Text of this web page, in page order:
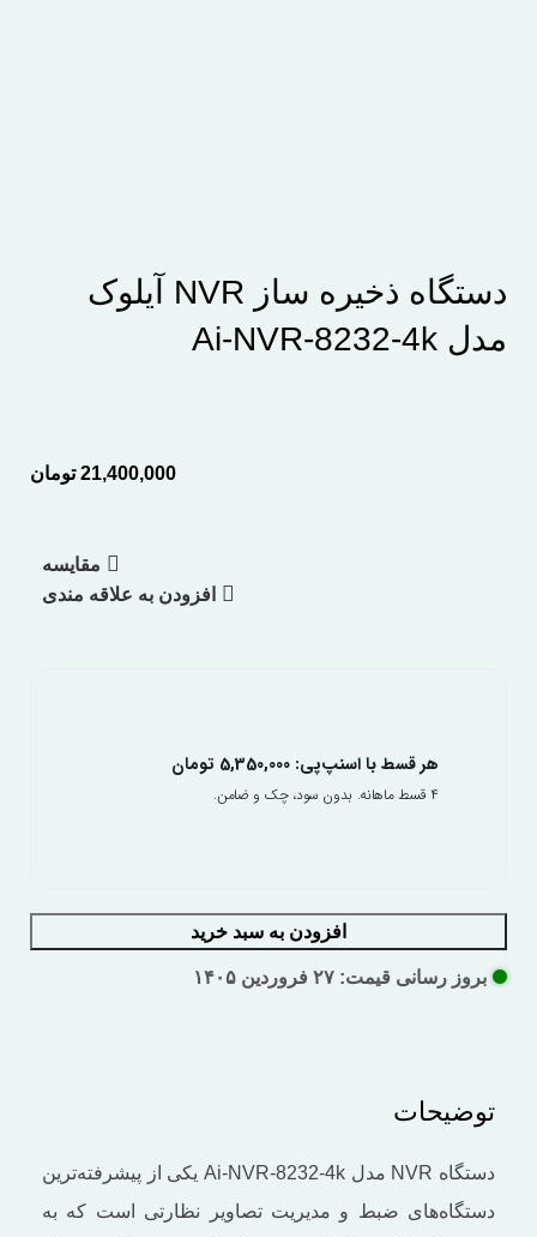
دستگاه ذخیره ساز NVR آیلوک
مدل Ai-NVR-8232-4k
21,400,000 تومان
مقایسه
افزودن به علاقه مندی
هر قسط با اسنپ‌پی: 5,350,000 تومان
۴ قسط ماهانه. بدون سود، چک و ضامن.
افزودن به سبد خرید
بروز رسانی قیمت: ۲۷ فروردین ۱۴۰۵
توضیحات
دستگاه NVR مدل Ai-NVR-8232-4k یکی از پیشرفته‌ترین
دستگاه‌های ضبط و مدیریت تصاویر نظارتی است که به‌